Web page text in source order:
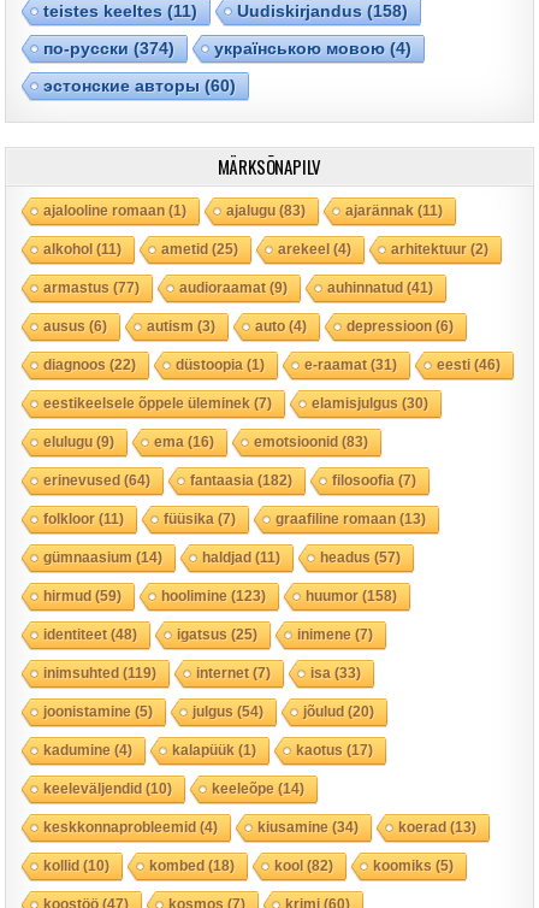
teistes keeltes(11) Uudiskirjandus(158)
по-русски(374) українською мовою(4)
эстонские авторы(60)
MÄRKSÕNAPILV
ajalooline romaan(1) ajalugu(83) ajarännak (11)
alkohol(11) ametid(25) arekeel(4) arhitektuur(2)
armastus (77) audioraamat(9) auhinnatud(41)
ausus (6) autism (3) auto(4) depressioon(6)
diagnoos (22) düstoopia (1) e-raamat(31) eesti(46)
eestikeelsele õppele üleminek (7) elamisjulgus (30)
elulugu(9) ema (16) emotsioonid(83)
erinevused(64) fantaasia (182) filosoofia (7)
folkloor(11) füüsika (7) graafiline romaan(13)
gümnaasium (14) haldjad(11) headus (57)
hirmud(59) hoolimine (123) huumor(158)
identiteet(48) igatsus (25) inimene (7)
inimsuhted(119) internet(7) isa (33)
joonistamine (5) julgus (54) jõulud(20)
kadumine (4) kalapüük (1) kaotus (17)
keeleväljendid(10) keeleõpe (14)
keskkonnaprobleemid(4) kiusamine (34) koerad(13)
kollid(10) kombed(18) kool(82) koomiks (5)